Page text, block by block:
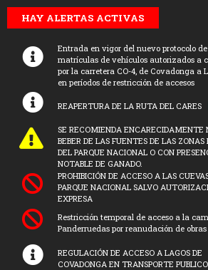
HAY ALERTAS ACTIVAS
Entrada en vigor del nuevo protocolo
matrículas de vehículos autorizados a
por la carretera CO-4, de Covadonga a
en períodos de restricción de accesos
REAPERTURA DE LA RUTA DEL CARES
SE RECOMIENDA ENCARECIDAMENTE
BEBER DE LAS FUENTES DE LAS ZONAS
DEL PARQUE NACIONAL O CON
NOTABLE DE GANADO.
PROHIBICIÓN DE ACCESO A LAS
PARQUE NACIONAL SALVO
EXPRESA
Restricción temporal de acceso a la
Panderruedas por reanudación de obras
REGULACIÓN DE ACCESO A LAGOS DE
COVADONGA EN TRANSPORTE PUBLICO